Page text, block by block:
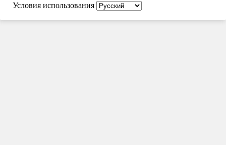
Условия использования